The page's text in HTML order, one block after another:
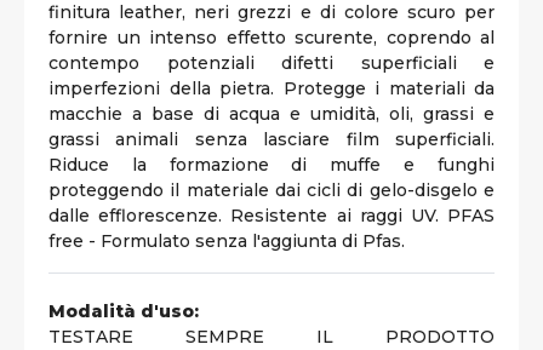
finitura leather, neri grezzi e di colore scuro per
fornire un intenso effetto scurente, coprendo al
contempo potenziali difetti superficiali e
imperfezioni della pietra. Protegge i materiali da
macchie a base di acqua e umidità, oli, grassi e
grassi animali senza lasciare film superficiali.
Riduce la formazione di muffe e funghi
proteggendo il materiale dai cicli di gelo-disgelo e
dalle efflorescenze. Resistente ai raggi UV. PFAS
free - Formulato senza l'aggiunta di Pfas.
Modalità d'uso:
TESTARE SEMPRE IL PRODOTTO